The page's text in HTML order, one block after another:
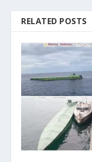
RELATED POSTS